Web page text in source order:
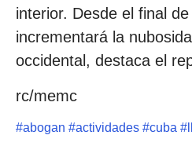
interior. Desde el final
incrementará la
occidental, destaca el
rc/memc
#abogan #actividades #cuba #